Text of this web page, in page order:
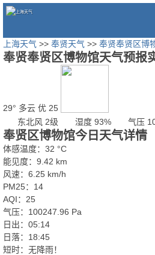
上海天气 >> 奉贤天气 >> 奉贤奉贤区博
奉贤奉贤区博物馆天气预报
29° 多云 优 25
东北风 2级
湿度 93% 气压
奉贤区博物馆今日天气详情
体感温度：32 °C
能见度：9.42 km
风速：6.25 km/h
PM25：14
AQI：25
气压：100247.96 Pa
日出：05:14
日落：18:45
短时：无降雨！